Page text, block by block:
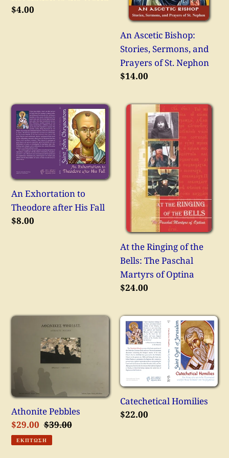
Κανονική
$4.00
St.
Nephon
An Ascetic Bishop:
Stories, Sermons, and
Prayers of St. Nephon
Κανονική
$14.00
An
Exhortation
to
Theodore
His
Fall
An Exhortation to
Theodore after His Fall
Κανονική
$8.00
At
Ringing
Bells:
The
Paschal
Martyrs
of
Optina
At the Ringing of the
Bells: The Paschal
Martyrs of Optina
Κανονική
$24.00
Athonite
Pebbles
Athonite Pebbles
Τιμή
έκπτωσης
$29.00 Κανονική
τιμή
$39.00
ΈΚΠΤΩΣΗ
Catechetical
Homilies
Catechetical Homilies
Κανονική
$22.00